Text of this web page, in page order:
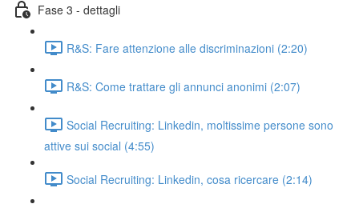
Fase 3 - dettagli
R&S: Fare attenzione alle discriminazioni (2:20)
R&S: Come trattare gli annunci anonimi (2:07)
Social Recruiting: Linkedin, moltissime persone sono
attive sui social (4:55)
Social Recruiting: Linkedin, cosa ricercare (2:14)